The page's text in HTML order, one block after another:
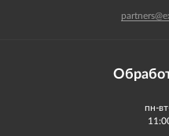
пн-